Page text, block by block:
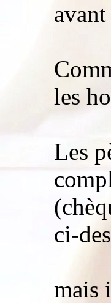
les
Les
ci-
mais